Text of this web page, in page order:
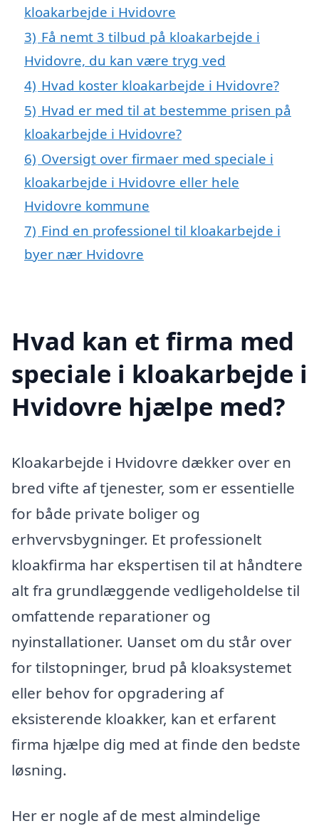
kloakarbejde i Hvidovre
3) Få nemt 3 tilbud på kloakarbejde i
Hvidovre, du kan være tryg ved
4) Hvad koster kloakarbejde i Hvidovre?
5) Hvad er med til at bestemme prisen på
kloakarbejde i Hvidovre?
6) Oversigt over firmaer med speciale i
kloakarbejde i Hvidovre eller hele
Hvidovre kommune
7) Find en professionel til kloakarbejde i
byer nær Hvidovre
Hvad kan et firma med
speciale i kloakarbejde i
Hvidovre hjælpe med?
Kloakarbejde i Hvidovre dækker over en
bred vifte af tjenester, som er essentielle
for både private boliger og
erhvervsbygninger. Et professionelt
kloakfirma har ekspertisen til at håndtere
alt fra grundlæggende vedligeholdelse til
omfattende reparationer og
nyinstallationer. Uanset om du står over
for tilstopninger, brud på kloaksystemet
eller behov for opgradering af
eksisterende kloakker, kan et erfarent
firma hjælpe dig med at finde den bedste
løsning.
Her er nogle af de mest almindelige